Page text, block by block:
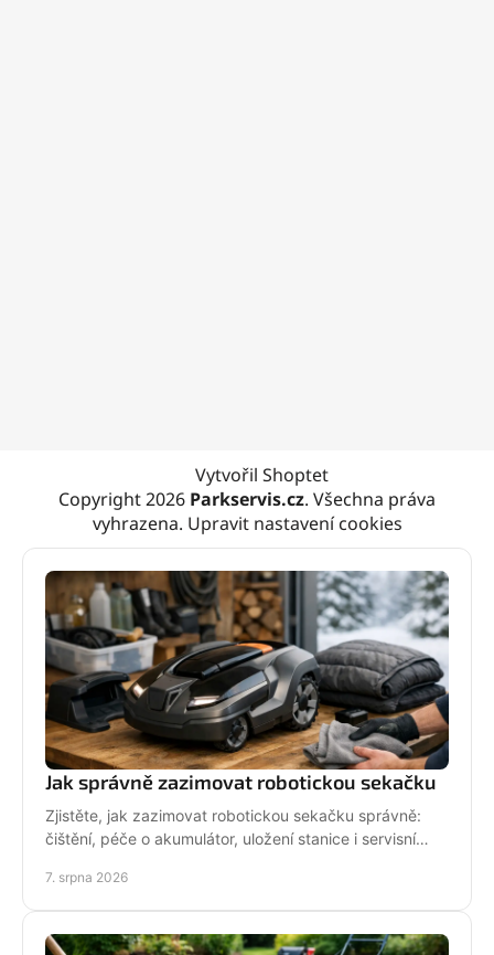
Vytvořil Shoptet
Copyright 2026 Parkservis.cz. Všechna práva
vyhrazena. Upravit nastavení cookies
Jak správně zazimovat robotickou sekačku
Zjistěte, jak zazimovat robotickou sekačku správně:
čištění, péče o akumulátor, uložení stanice i servisní
7. srpna 2026